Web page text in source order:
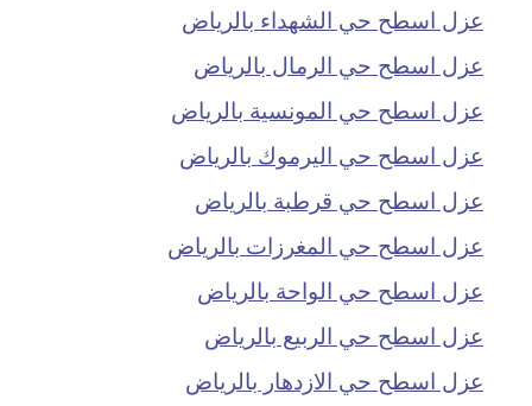
عزل اسطح حي الشهداء بالرياض
عزل اسطح حي الرمال بالرياض
عزل اسطح حي المونسية بالرياض
عزل اسطح حي اليرموك بالرياض
عزل اسطح حي قرطبة بالرياض
عزل اسطح حي المغرزات بالرياض
عزل اسطح حي الواحة بالرياض
عزل اسطح حي الربيع بالرياض
عزل اسطح حي الازدهار بالرياض